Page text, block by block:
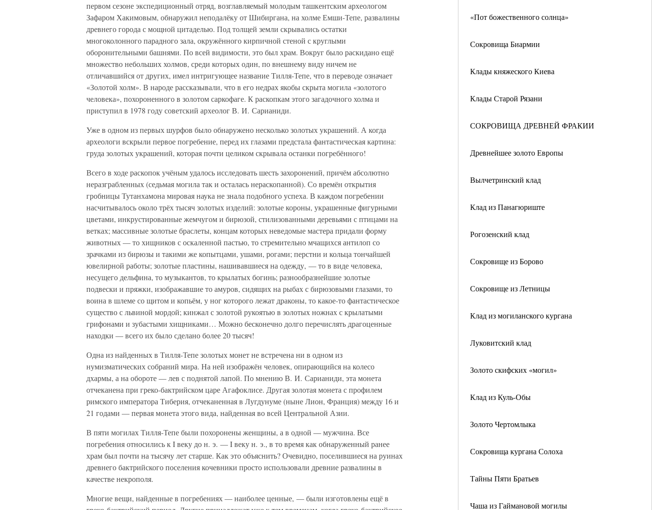
«Пот божественного солнца»
Сокровища Биармии
Клады княжеского Киева
Клады Старой Рязани
СОКРОВИЩА ДРЕВНЕЙ ФРАКИИ
Древнейшее золото Европы
Вылчетринский клад
Клад из Панагюриште
Рогозенский клад
Сокровище из Борово
Сокровище из Летницы
Клад из могиланского кургана
Луковитский клад
Золото скифских «могил»
Клад из Куль-Обы
Золото Чертомлыка
Сокровища кургана Солоха
Тайны Пяти Братьев
Чаша из Гаймановой могилы
первом сезоне экспедиционный отряд, возглавляемый молодым ташкентским археологом
Зафаром Хакимовым, обнаружил неподалёку от Шибиргана, на холме Емши-Тепе, развалины
древнего города с мощной цитаделью. Под толщей земли скрывались остатки
многоколонного парадного зала, окружённого кирпичной стеной с круглыми
оборонительными башнями. По всей видимости, это был храм. Вокруг было раскидано ещё
множество небольших холмов, среди которых один, по внешнему виду ничем не
отличавшийся от других, имел интригующее название Тилля-Тепе, что в переводе означает
«Золотой холм». В народе рассказывали, что в его недрах якобы скрыта могила «золотого
человека», похороненного в золотом саркофаге. К раскопкам этого загадочного холма и
приступил в 1978 году советский археолог В. И. Сарианиди.
Уже в одном из первых шурфов было обнаружено несколько золотых украшений. А когда
археологи вскрыли первое погребение, перед их глазами предстала фантастическая картина:
груда золотых украшений, которая почти целиком скрывала останки погребённого!
Всего в ходе раскопок учёным удалось исследовать шесть захоронений, причём абсолютно
неразграбленных (седьмая могила так и осталась нераскопанной). Со времён открытия
гробницы Тутанхамона мировая наука не знала подобного успеха. В каждом погребении
насчитывалось около трёх тысяч золотых изделий: золотые короны, украшенные фигурными
цветами, инкрустированные жемчугом и бирюзой, стилизованными деревьями с птицами на
ветках; массивные золотые браслеты, концам которых неведомые мастера придали форму
животных — то хищников с оскаленной пастью, то стремительно мчащихся антилоп со
зрачками из бирюзы и такими же копытцами, ушами, рогами; перстни и кольца тончайшей
ювелирной работы; золотые пластины, нашивавшиеся на одежду, — то в виде человека,
несущего дельфина, то музыкантов, то крылатых богинь; разнообразнейшие золотые
подвески и пряжки, изображавшие то амуров, сидящих на рыбах с бирюзовыми глазами, то
воина в шлеме со щитом и копьём, у ног которого лежат драконы, то какое-то фантастическое
существо с львиной мордой; кинжал с золотой рукоятью в золотых ножнах с крылатыми
грифонами и зубастыми хищниками… Можно бесконечно долго перечислять драгоценные
находки — всего их было сделано более 20 тысяч!
Одна из найденных в Тилля-Тепе золотых монет не встречена ни в одном из
нумизматических собраний мира. На ней изображён человек, опирающийся на колесо
дхармы, а на обороте — лев с поднятой лапой. По мнению В. И. Сарианиди, эта монета
отчеканена при греко-бактрийском царе Агафоклисе. Другая золотая монета с профилем
римского императора Тиберия, отчеканенная в Лугдунуме (ныне Лион, Франция) между 16 и
21 годами — первая монета этого вида, найденная во всей Центральной Азии.
В пяти могилах Тилля-Тепе были похоронены женщины, а в одной — мужчина. Все
погребения относились к I веку до н. э. — I веку н. э., в то время как обнаруженный ранее
храм был почти на тысячу лет старше. Как это объяснить? Очевидно, поселившиеся на руинах
древнего бактрийского поселения кочевники просто использовали древние развалины в
качестве некрополя.
Многие вещи, найденные в погребениях — наиболее ценные, — были изготовлены ещё в